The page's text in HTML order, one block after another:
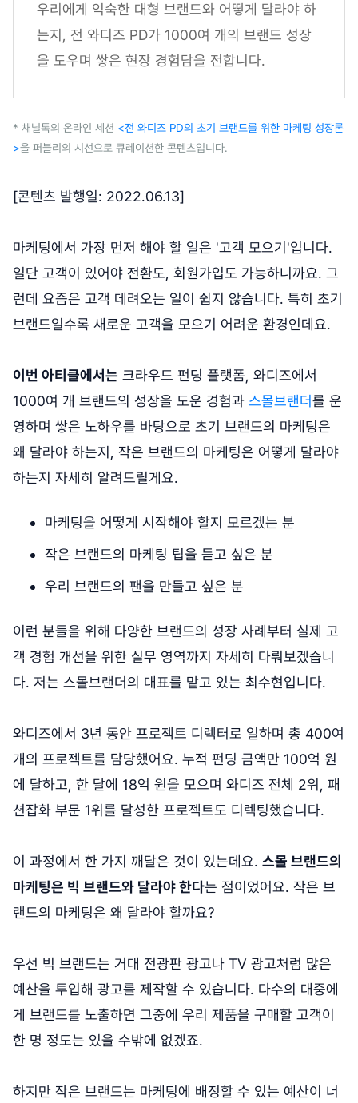
우리에게 익숙한 대형 브랜드와 어떻게 달라야 하
는지, 전 와디즈 PD가 1000여 개의 브랜드 성장
을 도우며 쌓은 현장 경험담을 전합니다.
* 채널톡의 온라인 세션 <전 와디즈 PD의 초기 브랜드를 위한 마케팅 성장론
>을 퍼블리의 시선으로 큐레이션한 콘텐츠입니다.
[콘텐츠 발행일: 2022.06.13]
마케팅에서 가장 먼저 해야 할 일은 '고객 모으기'입니다.
일단 고객이 있어야 전환도, 회원가입도 가능하니까요. 그
런데 요즘은 고객 데려오는 일이 쉽지 않습니다. 특히 초기
브랜드일수록 새로운 고객을 모으기 어려운 환경인데요.
이번 아티클에서는 크라우드 펀딩 플랫폼, 와디즈에서
1000여 개 브랜드의 성장을 도운 경험과 스몰브랜더를 운
영하며 쌓은 노하우를 바탕으로 초기 브랜드의 마케팅은
왜 달라야 하는지, 작은 브랜드의 마케팅은 어떻게 달라야
하는지 자세히 알려드릴게요.
마케팅을 어떻게 시작해야 할지 모르겠는 분
작은 브랜드의 마케팅 팁을 듣고 싶은 분
우리 브랜드의 팬을 만들고 싶은 분
이런 분들을 위해 다양한 브랜드의 성장 사례부터 실제 고
객 경험 개선을 위한 실무 영역까지 자세히 다뤄보겠습니
다. 저는 스몰브랜더의 대표를 맡고 있는 최수현입니다.
와디즈에서 3년 동안 프로젝트 디렉터로 일하며 총 400여
개의 프로젝트를 담당했어요. 누적 펀딩 금액만 100억 원
에 달하고, 한 달에 18억 원을 모으며 와디즈 전체 2위, 패
션잡화 부문 1위를 달성한 프로젝트도 디렉팅했습니다.
이 과정에서 한 가지 깨달은 것이 있는데요. 스몰 브랜드의
마케팅은 빅 브랜드와 달라야 한다는 점이었어요. 작은 브
랜드의 마케팅은 왜 달라야 할까요?
우선 빅 브랜드는 거대 전광판 광고나 TV 광고처럼 많은
예산을 투입해 광고를 제작할 수 있습니다. 다수의 대중에
게 브랜드를 노출하면 그중에 우리 제품을 구매할 고객이
한 명 정도는 있을 수밖에 없겠죠.
하지만 작은 브랜드는 마케팅에 배정할 수 있는 예산이 너